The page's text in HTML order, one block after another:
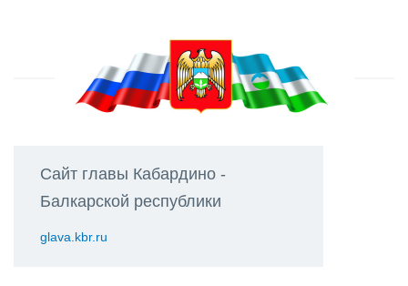
Сайт главы Кабардино -
Балкарской республики
glava.kbr.ru